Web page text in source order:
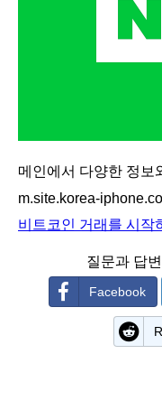
메인에서 다양한 정보
m.site.korea-
비트코인 거래를 시작
질문과 답
Facebook